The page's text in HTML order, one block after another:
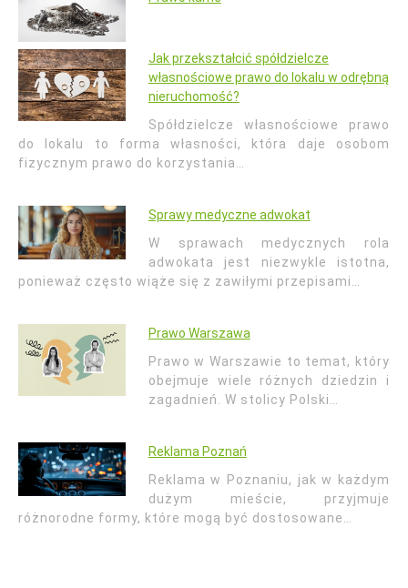
Jak przekształcić spółdzielcze
własnościowe prawo do lokalu w odrębną
nieruchomość?
Spółdzielcze własnościowe prawo
do lokalu to forma własności, która daje osobom
fizycznym prawo do korzystania…
Sprawy medyczne adwokat
W sprawach medycznych rola
adwokata jest niezwykle istotna,
ponieważ często wiąże się z zawiłymi przepisami…
Prawo Warszawa
Prawo w Warszawie to temat, który
obejmuje wiele różnych dziedzin i
zagadnień. W stolicy Polski…
Reklama Poznań
Reklama w Poznaniu, jak w każdym
dużym mieście, przyjmuje
różnorodne formy, które mogą być dostosowane…